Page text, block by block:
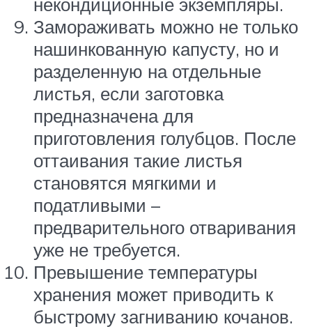
Замораживать можно не только
нашинкованную капусту, но и
разделенную на отдельные
листья, если заготовка
предназначена для
приготовления голубцов. После
оттаивания такие листья
становятся мягкими и
податливыми –
предварительного отваривания
уже не требуется.
Превышение температуры
хранения может приводить к
быстрому загниванию кочанов.